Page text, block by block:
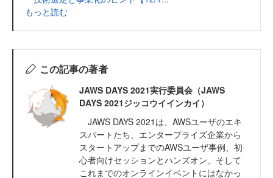
もっと読む
この記事の著者
JAWS DAYS 2021実行委員会（JAWS
DAYS 2021ジッコウイインカイ）
JAWS DAYS 2021は、AWSユーザのエキ
スパートたち、エンタープライズ企業から
スタートアップまでのAWSユーザ事例、初
心者向けセッションとハンズオン、そして
これまでのオンラインイベントにはなかっ